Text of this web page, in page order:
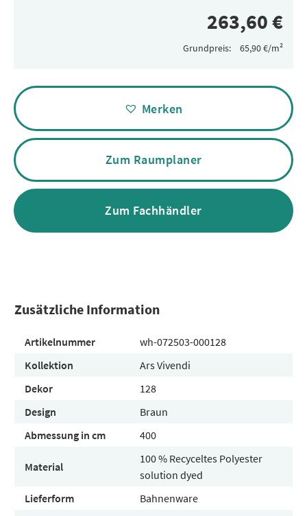
Grundpreis:
Alternative:
Merken
Zum Raumplaner
Zum Fachhändler
Zusätzliche Information
Artikelnummer
wh-072503-000128
Kollektion
Ars Vivendi
Dekor
128
Design
Braun
Abmessung in cm
400
Material
100 % Recyceltes Polyester
solution dyed
Lieferform
Bahnenware